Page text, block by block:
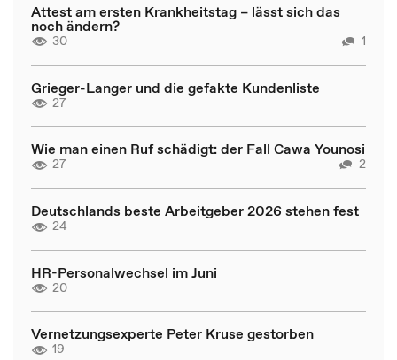
Attest am ersten Krankheitstag – lässt sich das
noch ändern?
30 1
Grieger-Langer und die gefakte Kundenliste
27
Wie man einen Ruf schädigt: der Fall Cawa Younosi
27 2
Deutschlands beste Arbeitgeber 2026 stehen fest
24
HR-Personalwechsel im Juni
20
Vernetzungsexperte Peter Kruse gestorben
19